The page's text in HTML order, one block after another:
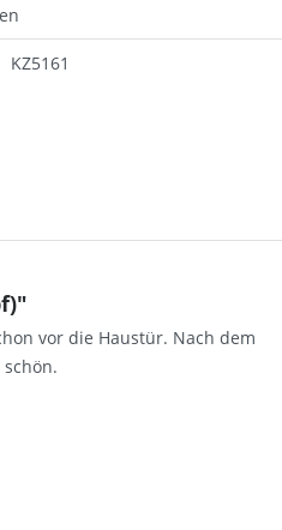
KZ5161
vor die Haustür. Nach dem